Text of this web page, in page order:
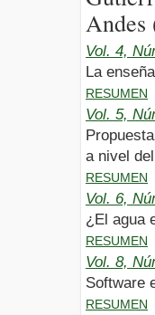
Andes
Vol. 4,
La
RESUMEN
Vol. 5,
a nivel
RESUMEN
Vol. 6,
¿El agua
RESUMEN
Vol. 8,
Software
RESUMEN